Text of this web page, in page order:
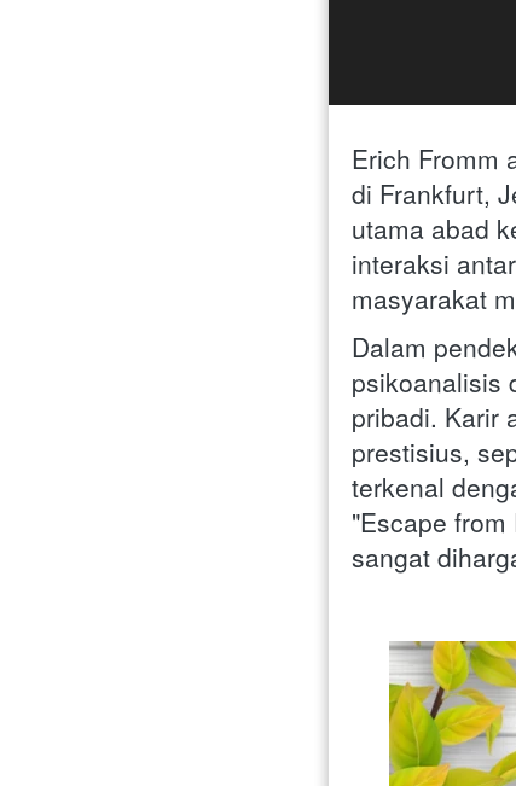
Erich Fromm
di Frankfurt,
utama abad
interaksi
masyarakat
Dalam
psikoanalisis
pribadi. Karir
prestisius,
terkenal
"Escape
sangat